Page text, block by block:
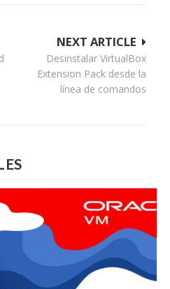
NEXT ARTICLE
Desinstalar VirtualBox
Extension Pack desde la
línea de comandos